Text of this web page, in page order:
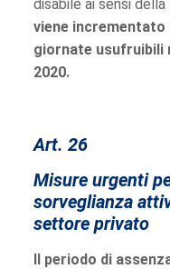
disabile ai sensi
viene
giornate usufruibili
2020.
Art. 26
Misure urgenti
sorveglianza
settore privato
Il periodo di